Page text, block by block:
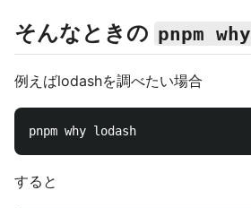
そんなときの pnpm why
例えばlodashを調べたい場合
すると